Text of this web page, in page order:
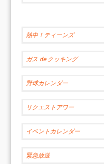
熱中！ティーンズ
ガス de クッキング
野球カレンダー
リクエストアワー
イベントカレンダー
緊急放送